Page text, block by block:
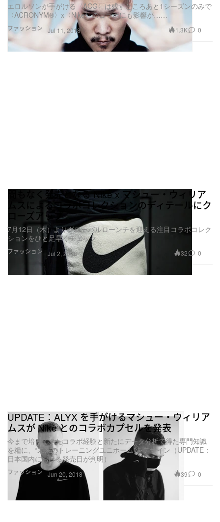
ファッション
エロルソンが手がける〈ACG〉は残すところあと1シーズンのみで
〈ACRONYM®〉x〈Nike〉のコラボにも影響が……
Jul 11, 2018 1.3K 0
ファッション
間もなく発売となる Nike x マシュー・ウィリア
ムスによるコラボコレクションのディテールにク
ローズアップ
7月12日（木）よりグローバルローンチを迎える注目コラボコレク
ションをひと足早くチェック
Jul 2, 2018 32 0
ファッション
UPDATE：ALYX を手がけるマシュー・ウィリア
ムスが Nike とのコラボカプセルを発表
今まで培ってきたコラボ経験と新たにデータ分析で得た専門知識
を糧に、“未来のトレーニングユニホーム”をデザイン（UPDATE：
日本国内における発売日が判明）
Jun 20, 2018 39 0